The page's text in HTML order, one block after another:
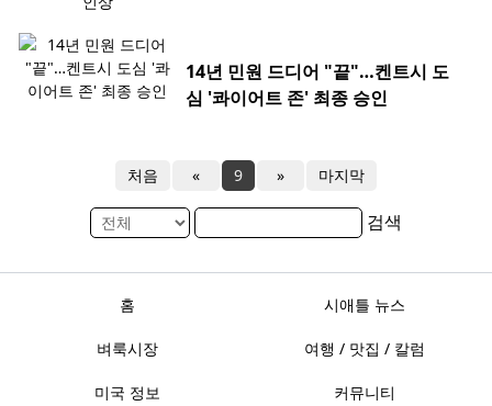
14년 민원 드디어 "끝"…켄트시 도
심 '콰이어트 존' 최종 승인
처음 « 9 » 마지막
검색
홈 시애틀 뉴스
벼룩시장 여행 / 맛집 / 칼럼
미국 정보 커뮤니티